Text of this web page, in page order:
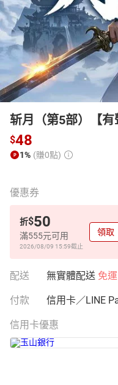
日本購物 電子/紙
HOT
斩月（第5部）【有
$48
1% (賺0點)
優惠券
折$50
滿555元可用
2026/08/09 15:59截止
領取
配送 無實體配送 免運
付款 信用卡／LINE
信用卡優惠